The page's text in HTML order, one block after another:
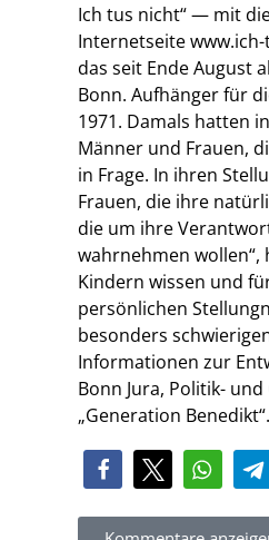
Ich tus nicht“ — mit
Internetseite
das seit Ende August
Bonn. Aufhänger für
1971. Damals hatten
Männer und Frauen,
in Frage. In ihren
Frauen, die ihre
die um ihre
wahrnehmen wollen“,
Kindern wissen und
persönlichen
besonders
Informationen zur
Bonn Jura, Politik-
„Generation